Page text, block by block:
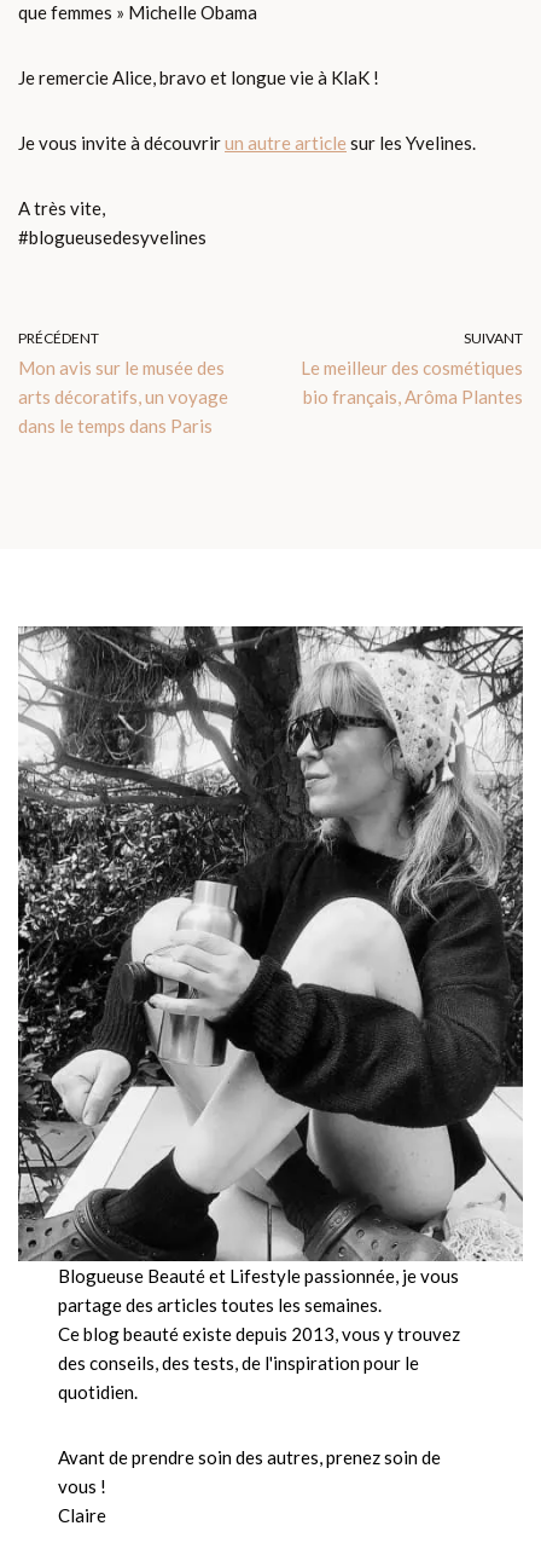
que femmes » Michelle Obama
Je remercie Alice, bravo et longue vie à KlaK !
Je vous invite à découvrirun autre article sur les Yvelines.
A très vite,
#blogueusedesyvelines
PRÉCÉDENT
Mon avis sur le musée des
arts décoratifs, un voyage
dans le temps dans Paris
SUIVANT
Le meilleur des cosmétiques
bio français, Arôma Plantes
Blogueuse Beauté et Lifestyle passionnée, je vous
partage des articles toutes les semaines.
Ce blog beauté existe depuis 2013, vous y trouvez
des conseils, des tests, de l'inspiration pour le
quotidien.
Avant de prendre soin des autres, prenez soin de
vous !
Claire